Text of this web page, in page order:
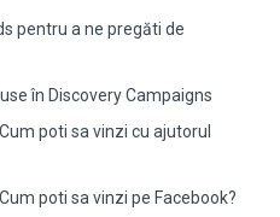
pentru a ne pregăti de
în Discovery Campaigns
poti sa vinzi cu ajutorul
poti sa vinzi pe Facebook?